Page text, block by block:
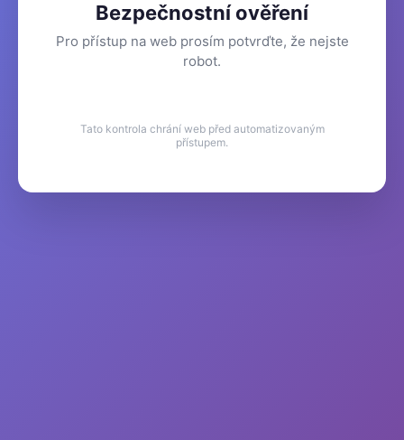
Bezpečnostní ověření
Pro přístup na web prosím potvrďte, že nejste
robot.
Tato kontrola chrání web před automatizovaným
přístupem.